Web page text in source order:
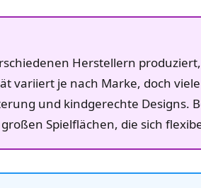
Herstellern
variiert je nach Marke, doch
und kindgerechte Designs.
Spielflächen, die sich